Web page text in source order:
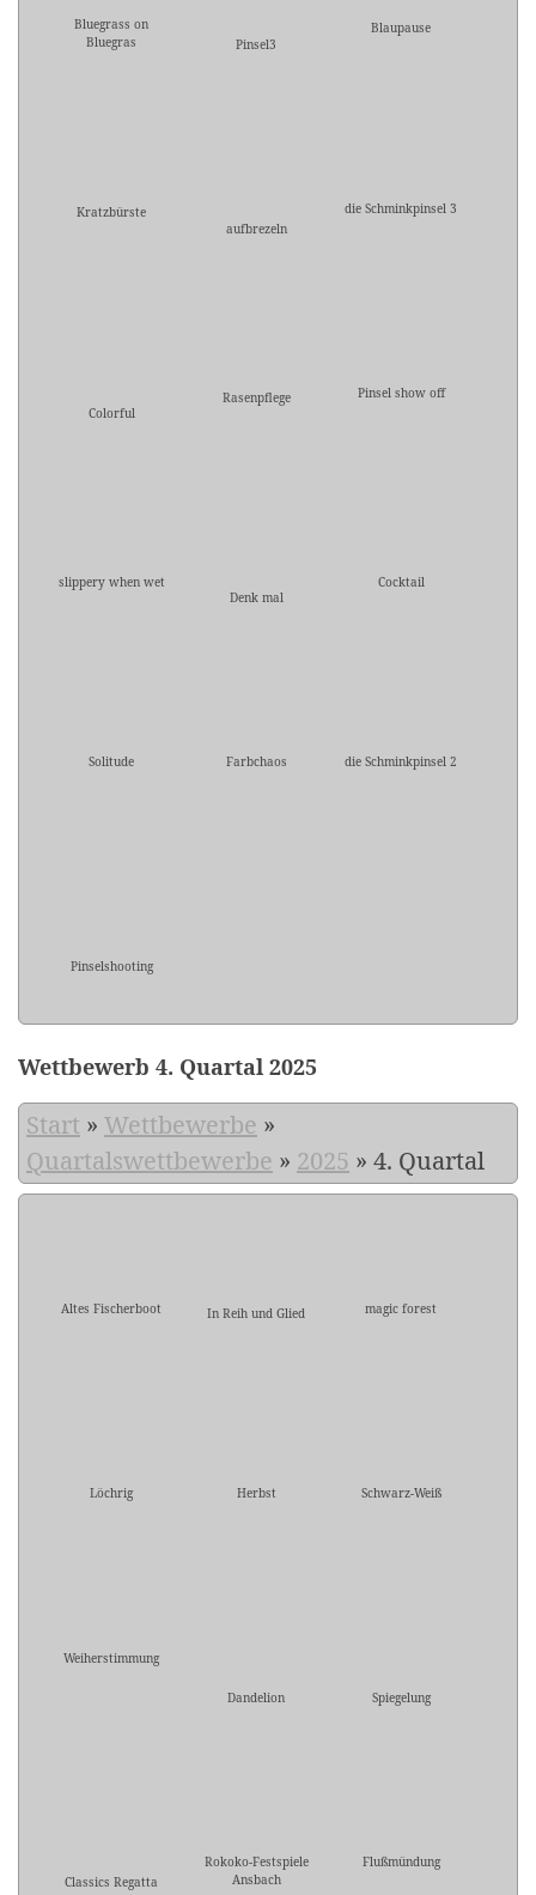
Bluegrass on
Bluegras
Pinsel3
Blaupause
Kratzbürste
aufbrezeln
die Schminkpinsel 3
Colorful
Rasenpflege Pinsel show off
slippery when wet
Denk mal
Cocktail
Solitude Farbchaos die Schminkpinsel 2
Pinselshooting
Wettbewerb 4. Quartal 2025
Start » Wettbewerbe »
Quartalswettbewerbe » 2025 » 4. Quartal
Altes Fischerboot In Reih und Glied magic forest
Löchrig Herbst Schwarz-Weiß
Weiherstimmung
Dandelion Spiegelung
Classics Regatta
Rokoko-Festspiele
Ansbach
Flußmündung